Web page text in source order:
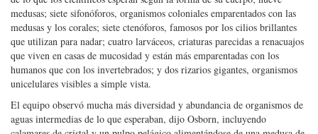
La lista incluye un anfípodo, un tipo de crustáceo emparentado con los
cangrejos y las langostas; un gusano diminuto que se mueve más rápido
de lo que los científicos esperan según la forma de su cuerpo; nueve
medusas; siete sifonóforos, organismos coloniales emparentados con las
medusas y los corales; siete ctenóforos, famosos por los cilios brillantes
que utilizan para nadar; cuatro larváceos, criaturas parecidas a renacuajos
que viven en casas de mucosidad y están más emparentadas con los
humanos que con los invertebrados; y dos rizarios gigantes, organismos
unicelulares visibles a simple vista.